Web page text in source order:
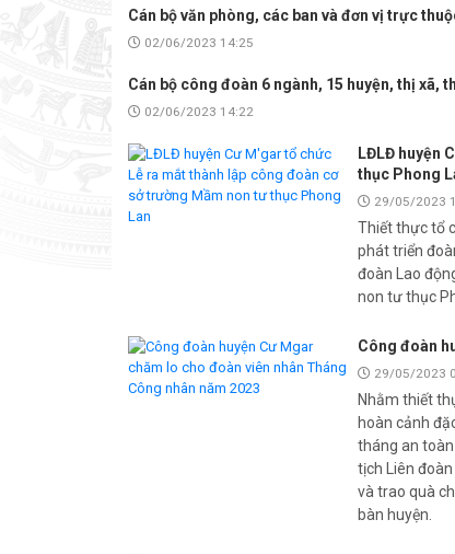
Cán bộ văn phòng, các ban và đơn vị trực
02/06/2023 14:25
Cán bộ công đoàn 6 ngành, 15 huyện, thị xã,
02/06/2023 14:22
LĐLĐ huyện
thục Phong
29/05/2023
Thiết thực tổ
phát triển
đoàn Lao
non tư thục
Công đoàn
29/05/2023
Nhằm thiết
hoàn cảnh
tháng an toàn
tịch Liên
và trao quà
bàn huyện.